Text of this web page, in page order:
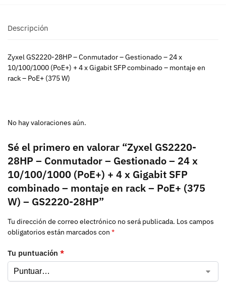
Descripción
Zyxel GS2220-28HP – Conmutador – Gestionado – 24 x
10/100/1000 (PoE+) + 4 x Gigabit SFP combinado – montaje en
rack – PoE+ (375 W)
No hay valoraciones aún.
Sé el primero en valorar “Zyxel GS2220-
28HP – Conmutador – Gestionado – 24 x
10/100/1000 (PoE+) + 4 x Gigabit SFP
combinado – montaje en rack – PoE+ (375
W) – GS2220-28HP”
Tu dirección de correo electrónico no será publicada. Los campos
obligatorios están marcados con *
Tu puntuación *